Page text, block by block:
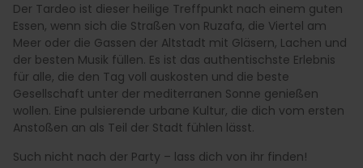
Der Tardeo ist dieser heilige Treffpunkt nach einem guten
Essen, wenn sich die Straßen von Ruzafa, die Viertel am
Meer oder die Gassen der Altstadt mit Gläsern, Lachen und
der besten Musik füllen. Es ist das authentischste Erlebnis
für alle, die den Tag voll auskosten und die beste
Gesellschaft unter der mediterranen Sonne genießen
wollen. Eine pulsierende urbane Kultur, die dich vom ersten
Anstoßen an als Teil der Stadt fühlen lässt.
Such nicht nach der Party – lass dich von ihr finden!
Wenn Sie Exklusivität suchen, verlagert sich der Tardeo in
luftige Höhen. Genießen Sie einen Signature-Cocktail mit
dem besten 360-Grad-Blicküber die Stadt von den
emblematischsten Dachterrassen der Hauptstadt. Zu
sehen, wie sich der Himmel über den historischen
Gebäuden der Plaza del Ayuntamiento oder der modernen
Skyline rosa färbt, während ein DJ-Set spielt, ist der Luxus,
den Sie verdienen. Ein anspruchsvolles Erlebnis voller Stil,
entdecken, die nur wenige kennenlernen. Es ist der
Wenn der Tardeo in die Verlängerung geht, verwandelt sich
die Stadt vollkommen. Erkunden Sie den bohemischen
Charme der Plätze im Viertel El Carmen, verlieren Sie sich
im avantgardistischen Design der Locations in Ruzafa oder
spüren Sie die Meeresbrise in den Clubs von La Marina.
Von der angesagten „Indie“-Szene bis hin zum Luxus direkt
am Meer unter den futuristischen Bauwerken der Stadt der
Künste und Wissenschaften – hier kennt das Vergnügen
nächtlichen Rhythmus. Lassen Sie sich von der Energie